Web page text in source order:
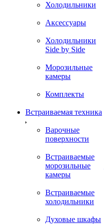
Холодильники
Аксессуары
Холодильники
Side by Side
Морозильные
камеры
Комплекты
Встраиваемая техника
Варочные
поверхности
Встраиваемые
морозильные
камеры
Встраиваемые
холодильники
Духовые шкафы